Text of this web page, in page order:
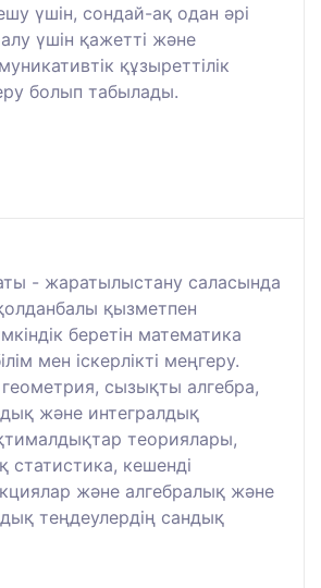
үшін, сондай-ақ одан әрі
алу үшін қажетті және
құзыреттілік
болып табылады.
- жаратылыстану саласында
қызметпен
беретін математика
мен іскерлікті меңгеру.
сызықты алгебра,
және интегралдық
теориялары,
статистика, кешенді
және алгебралық және
теңдеулердің сандық